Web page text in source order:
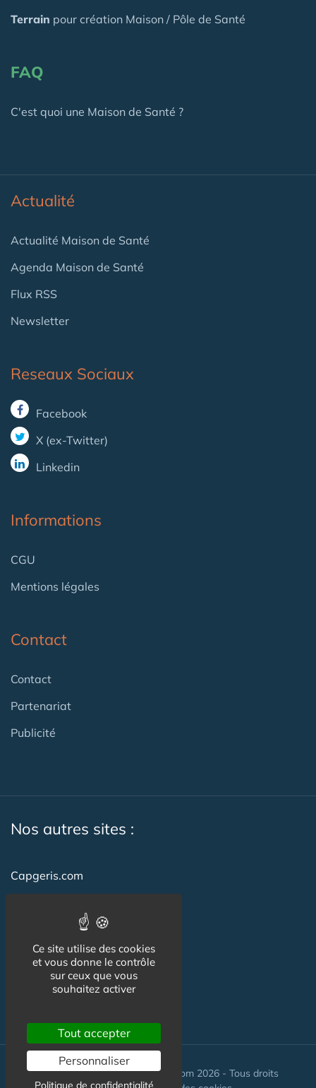
Terrain pour création Maison / Pôle de Santé
FAQ
C'est quoi une Maison de Santé ?
Actualité
Actualité Maison de Santé
Agenda Maison de Santé
Flux RSS
Newsletter
Reseaux Sociaux
Facebook
X (ex-Twitter)
Linkedin
Informations
CGU
Mentions légales
Contact
Contact
Partenariat
Publicité
Nos autres sites :
Capgeris.com
Emploi-formation-sante.com
Seniorissimmo.com
Creche-et-naissance.com
© Maisons-et-poles-de-sante.com 2026 - Tous droits
Ce site utilise des cookies
et vous donne le contrôle
sur ceux que vous
souhaitez activer
Tout accepter
Personnaliser
Politique de confidentialité